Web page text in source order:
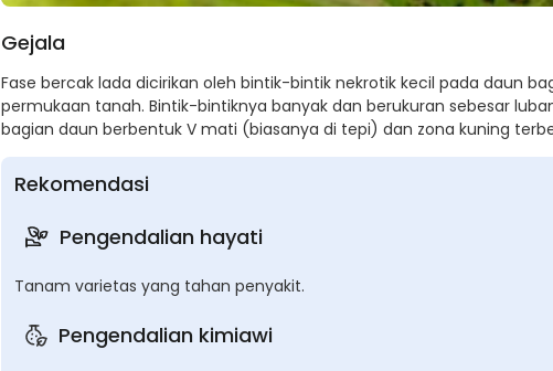
Gejala
Fase bercak lada dicirikan oleh bintik-bintik nekrotik kecil pada daun
permukaan tanah. Bintik-bintiknya banyak dan berukuran sebesar
bagian daun berbentuk V mati (biasanya di tepi) dan zona kuning
Rekomendasi
Pengendalian hayati
Tanam varietas yang tahan penyakit.
Pengendalian kimiawi